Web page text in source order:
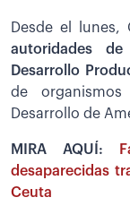
Desde el lunes,
autoridades
Desarrollo
de
Desarrollo de
MIRA AQUÍ:
desaparecidas
Ceuta